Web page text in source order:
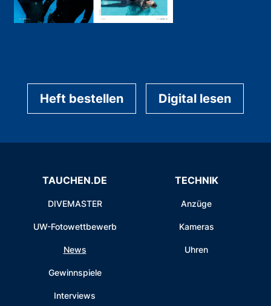
Heft bestellen Digital lesen
TAUCHEN.DE
DIVEMASTER
UW-Fotowettbewerb
News
Gewinnspiele
Interviews
TECHNIK
Anzüge
Kameras
Uhren